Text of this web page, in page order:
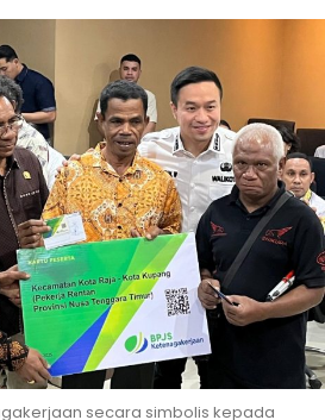
secara simbolis kepada